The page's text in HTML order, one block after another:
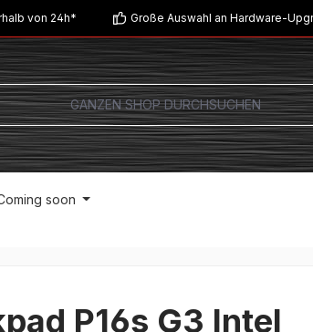
von 24h* Große Auswahl an Hardware-
soon
P16s G3 Intel